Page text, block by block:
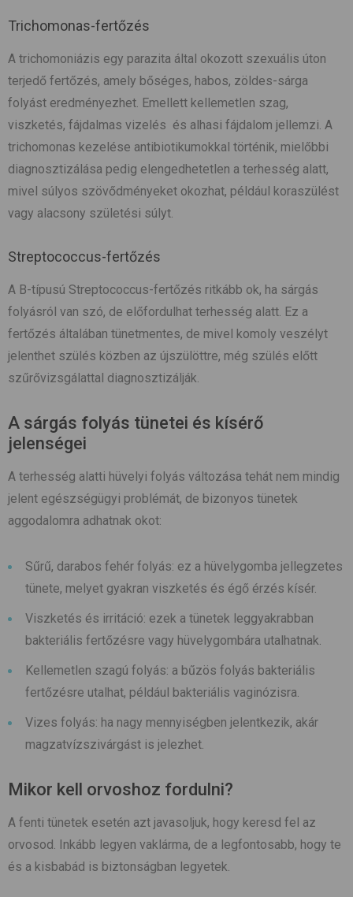
Trichomonas-fertőzés
A trichomoniázis egy parazita által okozott szexuális úton
terjedő fertőzés, amely bőséges, habos, zöldes-sárga
folyást eredményezhet. Emellett kellemetlen szag,
viszketés, fájdalmas vizelés és alhasi fájdalom jellemzi. A
trichomonas kezelése antibiotikumokkal történik, mielőbbi
diagnosztizálása pedig elengedhetetlen a terhesség alatt,
mivel súlyos szövődményeket okozhat, például koraszülést
vagy alacsony születési súlyt.
Streptococcus-fertőzés
A B-típusú Streptococcus-fertőzés ritkább ok, ha sárgás
folyásról van szó, de előfordulhat terhesség alatt. Ez a
fertőzés általában tünetmentes, de mivel komoly veszélyt
jelenthet szülés közben az újszülöttre, még szülés előtt
szűrővizsgálattal diagnosztizálják.
A sárgás folyás tünetei és kísérő
jelenségei
A terhesség alatti hüvelyi folyás változása tehát nem mindig
jelent egészségügyi problémát, de bizonyos tünetek
aggodalomra adhatnak okot:
Sűrű, darabos fehér folyás: ez a hüvelygomba jellegzetes
tünete, melyet gyakran viszketés és égő érzés kísér.
Viszketés és irritáció: ezek a tünetek leggyakrabban
bakteriális fertőzésre vagy hüvelygombára utalhatnak.
Kellemetlen szagú folyás: a bűzös folyás bakteriális
fertőzésre utalhat, például bakteriális vaginózisra.
Vizes folyás: ha nagy mennyiségben jelentkezik, akár
magzatvízszivárgást is jelezhet.
Mikor kell orvoshoz fordulni?
A fenti tünetek esetén azt javasoljuk, hogy keresd fel az
orvosod. Inkább legyen vaklárma, de a legfontosabb, hogy te
és a kisbabád is biztonságban legyetek.